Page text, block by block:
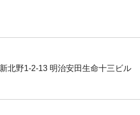
北野1-2-13 明治安田生命十三ビル